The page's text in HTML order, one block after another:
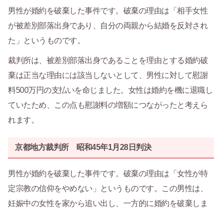
男性が婚約を破棄した事件です。破棄の理由は「相手女性
が被差別部落出身であり、自分の両親から結婚を反対され
た」というものです。
裁判所は、被差別部落出身であることを理由とする婚約破
棄は正当な理由には該当しないとして、男性に対して慰謝
料500万円の支払いを命じました。女性は婚約を機に退職し
ていたため、この点も慰謝料の増額につながったと考えら
れます。
京都地方裁判所 昭和45年1月28日判決
男性が婚約を破棄した事件です。破棄の理由は「女性が特
定宗教の信仰をやめない」というものです。この男性は、
妊娠中の女性を家から追い出し、一方的に婚約を破棄しま